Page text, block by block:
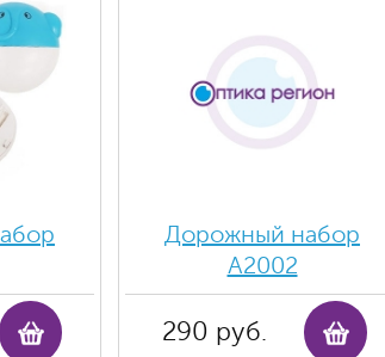
Дорожный набор
А2002
290 руб.